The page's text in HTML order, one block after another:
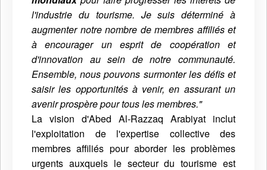
l'industrie du tourisme. Je suis déterminé à
augmenter notre nombre de membres affiliés et
à encourager un esprit de coopération et
d'innovation au sein de notre communauté.
Ensemble, nous pouvons surmonter les défis et
saisir les opportunités à venir, en assurant un
avenir prospère pour tous les membres."
La vision d'Abed Al-Razzaq Arabiyat inclut
l'exploitation de l'expertise collective des
membres affiliés pour aborder les problèmes
urgents auxquels le secteur du tourisme est